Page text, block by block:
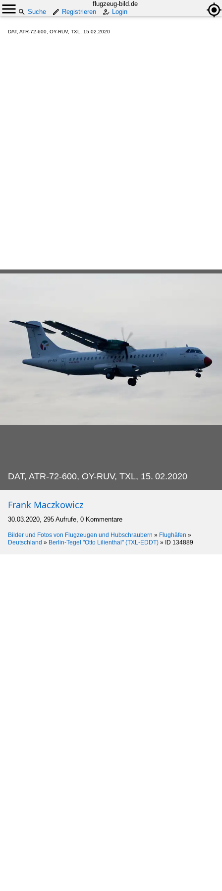
flugzeug-bild.de
Suche
Registrieren Login
DAT, ATR-72-600, OY-RUV, TXL, 15.02.2020
DAT, ATR-72-600, OY-RUV, TXL, 15. 02.2020
Frank Maczkowicz
30.03.2020, 295 Aufrufe, 0 Kommentare
Bilder und Fotos von Flugzeugen und Hubschraubern » Flughäfen »
Deutschland » Berlin-Tegel "Otto Lilienthal" (TXL-EDDT) » ID 134889